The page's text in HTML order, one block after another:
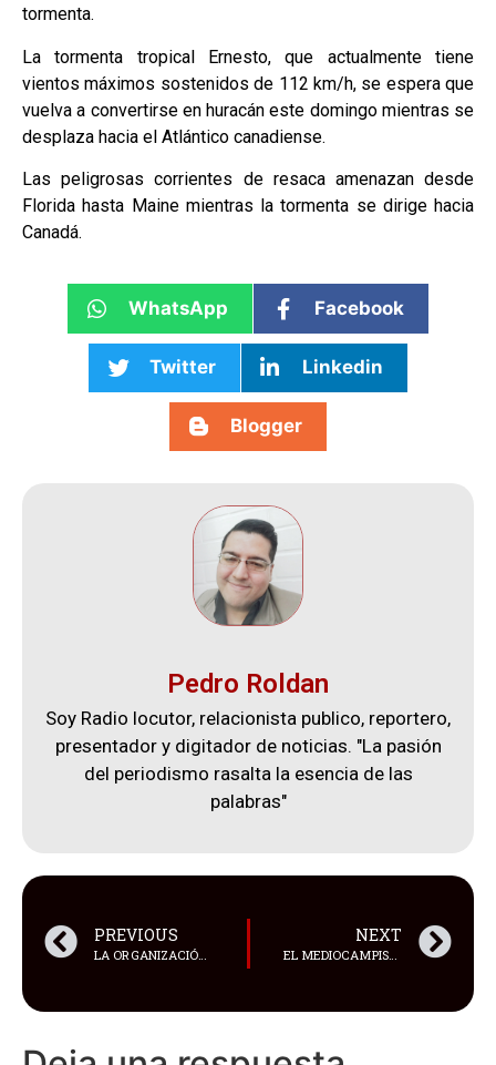
tormenta.
La tormenta tropical Ernesto, que actualmente tiene
vientos máximos sostenidos de 112 km/h, se espera que
vuelva a convertirse en huracán este domingo mientras se
desplaza hacia el Atlántico canadiense.
Las peligrosas corrientes de resaca amenazan desde
Florida hasta Maine mientras la tormenta se dirige hacia
Canadá.
WhatsApp Facebook
Twitter Linkedin
Blogger
Pedro Roldan
Soy Radio locutor, relacionista publico, reportero,
presentador y digitador de noticias. "La pasión
del periodismo rasalta la esencia de las
palabras"
PREVIOUS NEXT
EL MEDIOCAMPISTA OFENSIVO DAMIÁN DÍAZ FIRMÓ SU CONTRATO CON BANFIELD